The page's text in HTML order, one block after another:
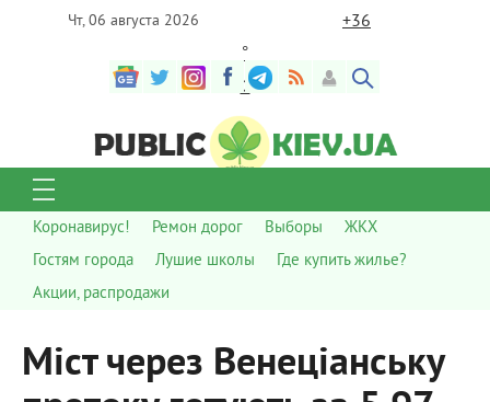
Чт, 06 августа 2026 +36
°
C
Коронавирус! Ремон дорог Выборы
ЖКХ
Гостям города
Лушие школы
Где купить жилье?
Акции, распродажи
Міст через Венеціанську